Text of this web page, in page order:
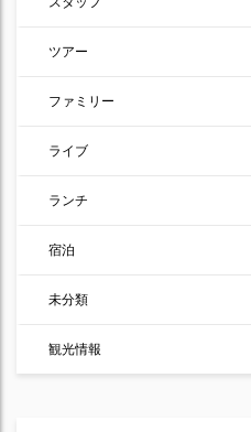
ツアー
ファミリー
ライブ
ランチ
宿泊
未分類
観光情報